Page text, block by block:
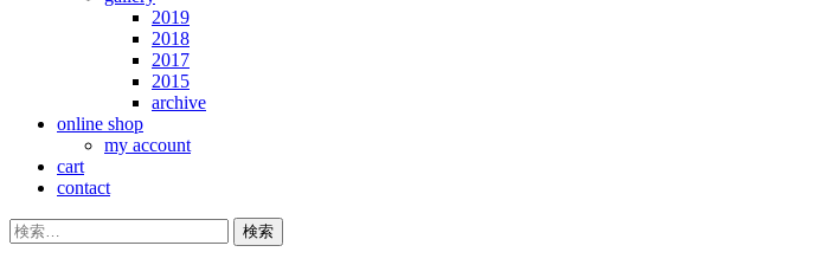
2019
2018
2017
2015
archive
online shop
my account
cart
contact
検